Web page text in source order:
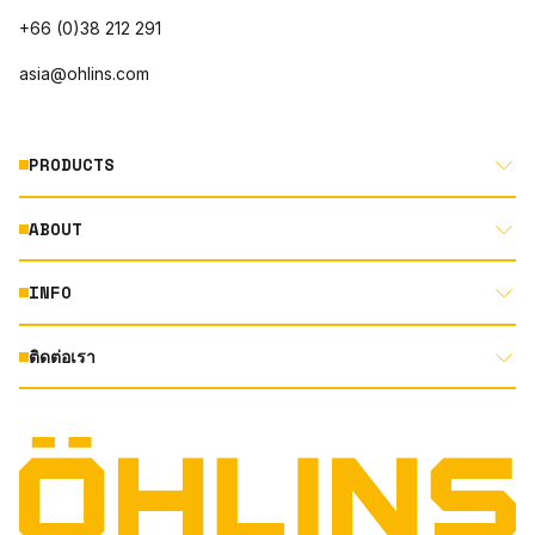
+66 (0)38 212 291
asia@ohlins.com
PRODUCTS
MOTORCYCLE
AUTOMOTIVE
ABOUT
ABOUT US
RACING
TERMS AND CONDITIONS
PRIVACY STATEMENT
INFO
DOCUMENT LIBRARY
TECHNOLOGY
ORIGINAL EQUIPMENT
ติดต่อเรา
INSTAGRAM
FACEBOOK